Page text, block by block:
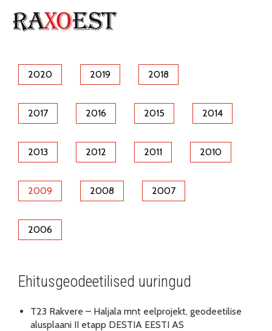
2020 2019 2018
2017 2016 2015 2014
2013 2012 2011 2010
2009 2008 2007
2006
Ehitusgeodeetilised uuringud
T23 Rakvere – Haljala mnt eelprojekt, geodeetilise
alusplaani II etapp DESTIA EESTI AS